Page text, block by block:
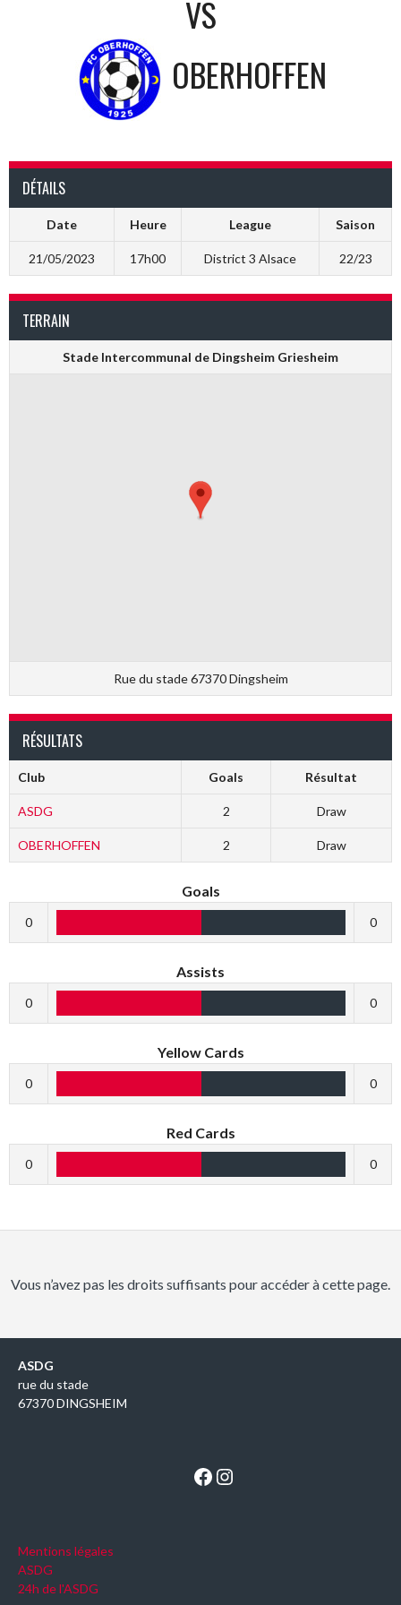
VS
OBERHOFFEN
DÉTAILS
Date Heure League Saison
21/05/2023 17h00 District 3 Alsace 22/23
TERRAIN
Stade Intercommunal de Dingsheim Griesheim
Rue du stade 67370 Dingsheim
RÉSULTATS
Club Goals Résultat
ASDG 2 Draw
OBERHOFFEN 2 Draw
Goals
0 0
Assists
0 0
Yellow Cards
0 0
Red Cards
0 0
Vous n’avez pas les droits suffisants pour accéder à cette page.
ASDG
rue du stade
67370 DINGSHEIM
Facebook Instagram
Mentions légales
ASDG
24h de l'ASDG